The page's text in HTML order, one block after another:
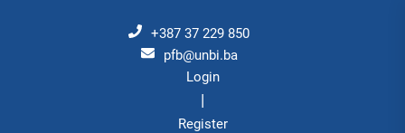
+387 37 229 850
pfb@unbi.ba
Login
|
Register